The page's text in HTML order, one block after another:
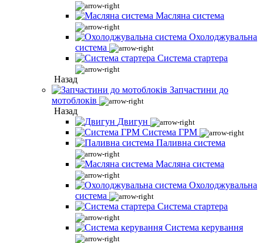
Масляна система
Охолоджувальна
система
Система стартера
Назад
Запчастини до
мотоблоків
Назад
Двигун
Система ГРМ
Паливна система
Масляна система
Охолоджувальна
система
Система стартера
Система керування